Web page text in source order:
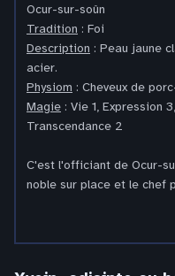
Ocur-sur-soûn
Tradition : Foi
Description : Peau jaune
acier.
Physiom : Cheveux de
Magie : Vie 1, Expression 3,
Transcendance 2
C'est l'officiant de Ocur-
noble sur place et le chef